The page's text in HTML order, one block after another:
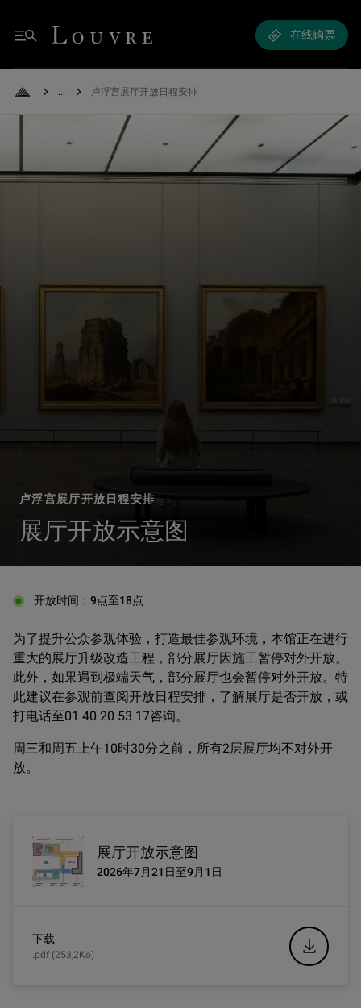
菜单
Louvre - Back to Home 在线购票
Back to Home
See all breadcrumbs
卢浮宫展厅开放日程安排
卢浮宫展厅开放日程安排
展厅开放示意图
开放时间：9点至18点
为了提升公众参观体验，打造最佳参观环境，本馆正在进行
重大的展厅升级改造工程，部分展厅因施工暂停对外开放。
此外，如果遇到极端天气，部分展厅也会暂停对外开放。特
此建议在参观前查阅开放日程安排，了解展厅是否开放，或
打电话至01 40 20 53 17咨询。
周三和周五上午10时30分之前，所有2层展厅均不对外开
放。
展厅开放示意图
2026年7月21日至9月1日
下载
.pdf (253,2Ko)